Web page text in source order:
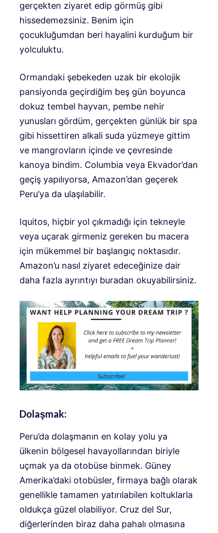
gerçekten ziyaret edip görmüş gibi
hissedemezsiniz. Benim için
çocukluğumdan beri hayalini kurduğum bir
yolculuktu.
Ormandaki şebekeden uzak bir ekolojik
pansiyonda geçirdiğim beş gün boyunca
dokuz tembel hayvan, pembe nehir
yunusları gördüm, gerçekten günlük bir spa
gibi hissettiren alkali suda yüzmeye gittim
ve mangrovların içinde ve çevresinde
kanoya bindim. Columbia veya Ekvador’dan
geçiş yapılıyorsa, Amazon’dan geçerek
Peru’ya da ulaşılabilir.
Iquitos, hiçbir yol çıkmadığı için tekneyle
veya uçarak girmeniz gereken bu macera
için mükemmel bir başlangıç ​​noktasıdır.
Amazon’u nasıl ziyaret edeceğinize dair
daha fazla ayrıntıyı buradan okuyabilirsiniz.
Dolaşmak:
Peru’da dolaşmanın en kolay yolu ya
ülkenin bölgesel havayollarından biriyle
uçmak ya da otobüse binmek. Güney
Amerika’daki otobüsler, firmaya bağlı olarak
genellikle tamamen yatırılabilen koltuklarla
oldukça güzel olabiliyor. Cruz del Sur,
diğerlerinden biraz daha pahalı olmasına